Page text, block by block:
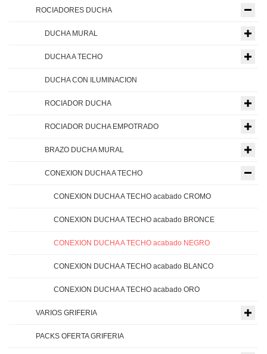
ROCIADORES DUCHA
DUCHA MURAL
DUCHA A TECHO
DUCHA CON ILUMINACION
ROCIADOR DUCHA
ROCIADOR DUCHA EMPOTRADO
BRAZO DUCHA MURAL
CONEXION DUCHA A TECHO
CONEXION DUCHA A TECHO acabado CROMO
CONEXION DUCHA A TECHO acabado BRONCE
CONEXION DUCHA A TECHO acabado NEGRO
CONEXION DUCHA A TECHO acabado BLANCO
CONEXION DUCHA A TECHO acabado ORO
VARIOS GRIFERIA
PACKS OFERTA GRIFERIA